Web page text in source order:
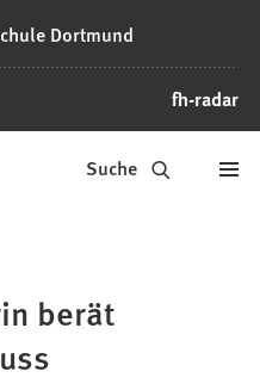
Dortmund
fh-radar
Suche
berät